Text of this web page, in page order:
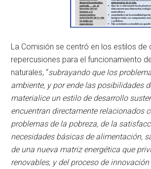
La Comisión se centró en los estilos de
repercusiones para el funcionamiento
naturales, “subrayando que los
ambiente, y por ende las posibilidades
materialice un estilo de desarrollo
encuentran directamente relacionados
problemas de la pobreza, de la
necesidades básicas de alimentación,
de una nueva matriz energética que
renovables, y del proceso de